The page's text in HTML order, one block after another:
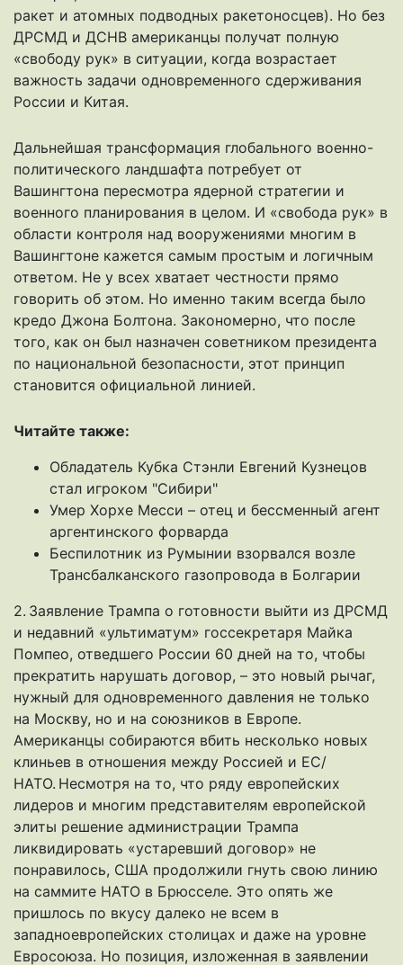
ракет и атомных подводных ракетоносцев). Но без
ДРСМД и ДСНВ американцы получат полную
«свободу рук» в ситуации, когда возрастает
важность задачи одновременного сдерживания
России и Китая.
Дальнейшая трансформация глобального военно-
политического ландшафта потребует от
Вашингтона пересмотра ядерной стратегии и
военного планирования в целом. И «свобода рук» в
области контроля над вооружениями многим в
Вашингтоне кажется самым простым и логичным
ответом. Не у всех хватает честности прямо
говорить об этом. Но именно таким всегда было
кредо Джона Болтона. Закономерно, что после
того, как он был назначен советником президента
по национальной безопасности, этот принцип
становится официальной линией.
Читайте также:
Обладатель Кубка Стэнли Евгений Кузнецов
стал игроком "Сибири"
Умер Хорхе Месси – отец и бессменный агент
аргентинского форварда
Беспилотник из Румынии взорвался возле
Трансбалканского газопровода в Болгарии
2. Заявление Трампа о готовности выйти из ДРСМД
и недавний «ультиматум» госсекретаря Майка
Помпео, отведшего России 60 дней на то, чтобы
прекратить нарушать договор, – это новый рычаг,
нужный для одновременного давления не только
на Москву, но и на союзников в Европе.
Американцы собираются вбить несколько новых
клиньев в отношения между Россией и ЕС/
НАТО. Несмотря на то, что ряду европейских
лидеров и многим представителям европейской
элиты решение администрации Трампа
ликвидировать «устаревший договор» не
понравилось, США продолжили гнуть свою линию
на саммите НАТО в Брюсселе. Это опять же
пришлось по вкусу далеко не всем в
западноевропейских столицах и даже на уровне
Евросоюза. Но позиция, изложенная в заявлении